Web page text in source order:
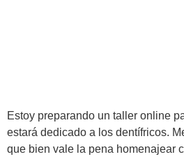
Estoy preparando un taller online
estará dedicado a los dentífricos.
que bien vale la pena homenajear